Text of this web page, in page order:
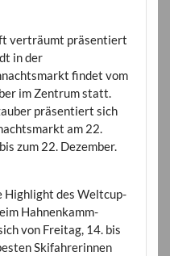
verträumt präsentiert
in der
findet vom
im Zentrum statt.
präsentiert sich
am 22.
zum 22. Dezember.
Highlight des Weltcup-
Hahnenkamm-
von Freitag, 14. bis
Skifahrerinnen